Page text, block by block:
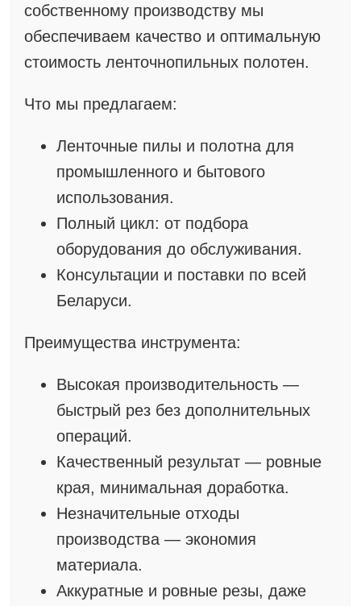
собственному производству мы
обеспечиваем качество и оптимальную
стоимость ленточнопильных полотен.
Что мы предлагаем:
Ленточные пилы и полотна для
промышленного и бытового
использования.
Полный цикл: от подбора
оборудования до обслуживания.
Консультации и поставки по всей
Беларуси.
Преимущества инструмента:
Высокая производительность —
быстрый рез без дополнительных
операций.
Качественный результат — ровные
края, минимальная доработка.
Незначительные отходы
производства — экономия
материала.
Аккуратные и ровные резы, даже